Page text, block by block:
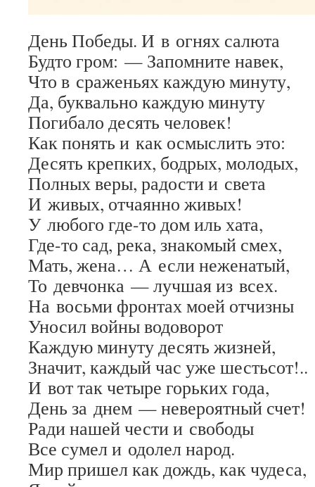
День Победы. И в огнях салюта
Будто гром: — Запомните навек,
Что в сраженьях каждую минуту,
Да, буквально каждую минуту
Погибало десять человек!
Как понять и как осмыслить это:
Десять крепких, бодрых, молодых,
Полных веры, радости и света
И живых, отчаянно живых!
У любого где-то дом иль хата,
Где-то сад, река, знакомый смех,
Мать, жена… А если неженатый,
То девчонка — лучшая из всех.
На восьми фронтах моей отчизны
Уносил войны водоворот
Каждую минуту десять жизней,
Значит, каждый час уже шестьсот!..
И вот так четыре горьких года,
День за днем — невероятный счет!
Ради нашей чести и свободы
Все сумел и одолел народ.
Мир пришел как дождь, как чудеса,